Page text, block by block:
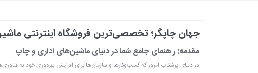
جهان چاپگر؛ تخصصی‌ترین فروشگاه اینترنتی
مقدمه: راهنمای جامع شما در دنیای ماشین‌های اداری و چاپ
در دنیای پرشتاب امروز که کسب‌وکارها و سازمان‌ها برای افزایش بهره‌وری خود به